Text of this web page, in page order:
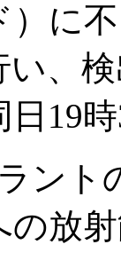
）に
、
日19
ント
の放